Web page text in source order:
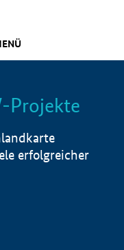
Info
Projekte
erfolgreicher